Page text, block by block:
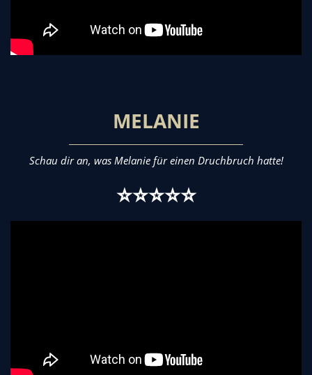
MELANIE
Schau dir an, was Melanie für einen Druchbruch hatte!
⭐⭐⭐⭐⭐